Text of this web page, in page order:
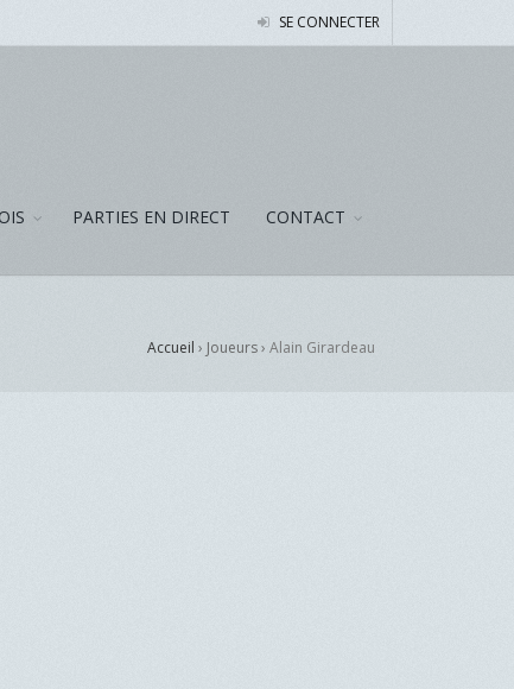
SE CONNECTER
PARTIES EN DIRECT CONTACT
Accueil › Joueurs › Alain Girardeau